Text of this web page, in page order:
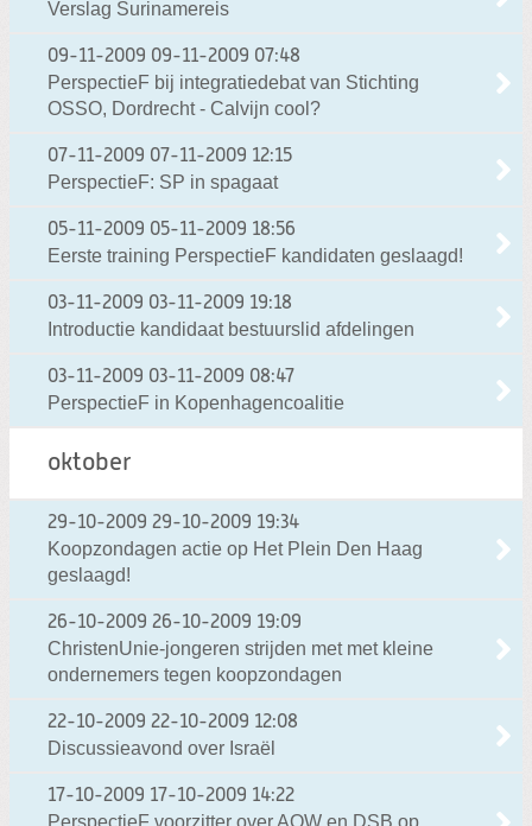
Verslag Surinamereis
09-11-2009 09-11-2009 07:48
PerspectieF bij integratiedebat van Stichting
OSSO, Dordrecht - Calvijn cool?
07-11-2009 07-11-2009 12:15
PerspectieF: SP in spagaat
05-11-2009 05-11-2009 18:56
Eerste training PerspectieF kandidaten geslaagd!
03-11-2009 03-11-2009 19:18
Introductie kandidaat bestuurslid afdelingen
03-11-2009 03-11-2009 08:47
PerspectieF in Kopenhagencoalitie
oktober
29-10-2009 29-10-2009 19:34
Koopzondagen actie op Het Plein Den Haag
geslaagd!
26-10-2009 26-10-2009 19:09
ChristenUnie-jongeren strijden met met kleine
ondernemers tegen koopzondagen
22-10-2009 22-10-2009 12:08
Discussieavond over Israël
17-10-2009 17-10-2009 14:22
PerspectieF voorzitter over AOW en DSB op